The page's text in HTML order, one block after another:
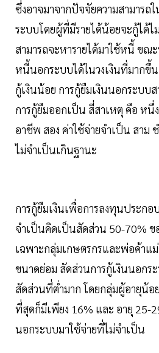
ซึ่งอาจมาจากปัจจัยความสามาร
ระบบโดยผู้ที่มีรายได้น้อยจะกู้ได้ไ
สามารถจะหารายได้มาใช้หนี้ ขณ
หนี้นอกระบบได้ในวงเงินที่มากขึ้
กู้เงินน้อย การกู้ยืมเงินนอกระบบ
การกู้ยืมออกเป็น สี่สาเหตุ คือ หนึ่
อาชีพ สอง ค่าใช้จ่ายจำเป็น สาม
ไม่จำเป็นเกินฐานะ
การกู้ยืมเงินเพื่อการลงทุนประก
จำเป็นคิดเป็นสัดส่วน 50-70%
เฉพาะกลุ่มเกษตรกรและพ่อค้าแ
ขนาดย่อม สัดส่วนการกู้เงินนอกร
สัดส่วนที่ต่ำมาก โดยกลุ่มผู้อายุน้อ
ที่สุดก็มีเพียง 16% และ อายุ 25-
นอกระบบมาใช้จ่ายที่ไม่จำเป็น